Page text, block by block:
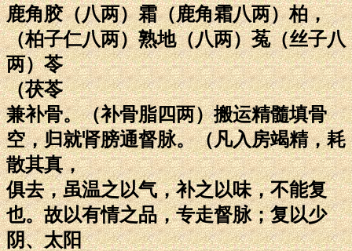
鹿角胶（八两）霜（鹿角霜八两）柏，
（柏子仁八两）熟地（八两）菟（丝子八
两）苓
（茯苓
兼补骨。（补骨脂四两）搬运精髓填骨
空，归就肾膀通督脉。（凡入房竭精，耗
散其真，
俱去，虽温之以气，补之以味，不能复
也。故以有情之品，专走督脉；复以少
阴、太阳